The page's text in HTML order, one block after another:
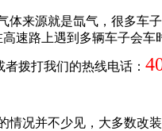
体来源就是氙气，很多车
速路上遇到多辆车子会
者拨打我们的热线电话：
情况并不少见，大多数改